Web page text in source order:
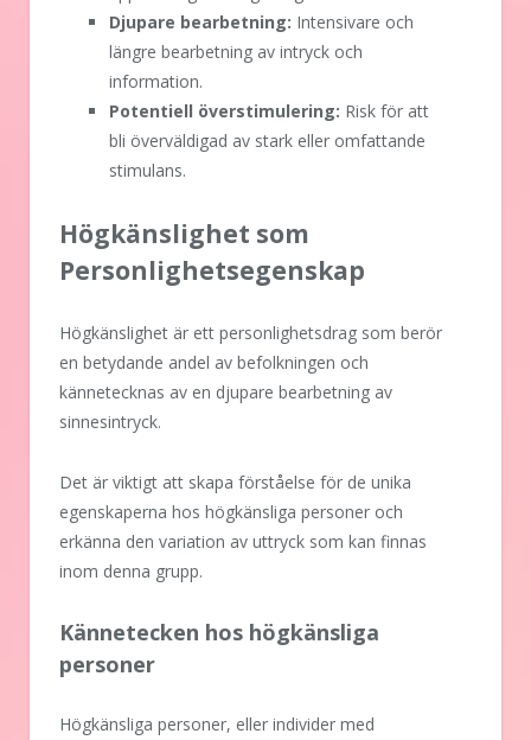
Djupare bearbetning: Intensivare och
längre bearbetning av intryck och
information.
Potentiell överstimulering: Risk för att
bli överväldigad av stark eller omfattande
stimulans.
Högkänslighet som
Personlighetsegenskap
Högkänslighet är ett personlighetsdrag som berör
en betydande andel av befolkningen och
kännetecknas av en djupare bearbetning av
sinnesintryck.
Det är viktigt att skapa förståelse för de unika
egenskaperna hos högkänsliga personer och
erkänna den variation av uttryck som kan finnas
inom denna grupp.
Kännetecken hos högkänsliga
personer
Högkänsliga personer, eller individer med